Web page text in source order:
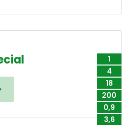
1
4
18
200
0,9
3,6